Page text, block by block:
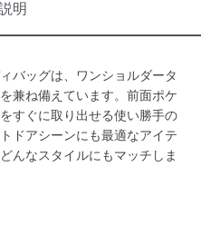
明
バッグは、ワンショルダータ
兼ね備えています。前面ポケ
すぐに取り出せる使い勝手の
ドアシーンにも最適なアイテ
んなスタイルにもマッチしま